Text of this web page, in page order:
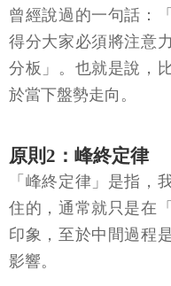
曾經說過的一句話：
得分大家必須將注意
分板」。也就是說，
於當下盤勢走向。
原則2：峰終定律
「峰終定律」是指，
住的，通常就只是在
印象，至於中間過程
影響。